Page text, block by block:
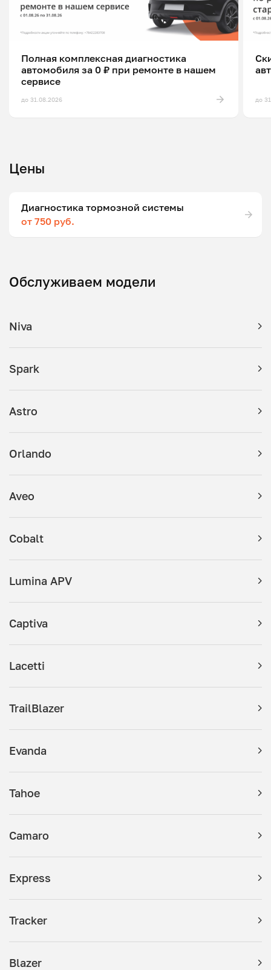
Полная комплексная диагностика
автомобиля за 0 ₽ при ремонте в нашем
сервисе
до 31.08.2026 до
Цены
Диагностика тормозной системы
от 750 руб.
Обслуживаем модели
Niva
Spark
Astro
Orlando
Aveo
Cobalt
Lumina APV
Captiva
Lacetti
TrailBlazer
Evanda
Tahoe
Camaro
Express
Tracker
Blazer